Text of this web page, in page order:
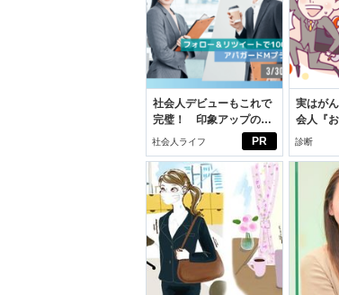
PR
社会人デビューもこれで
完璧！ 印象アップのセ
ルフプロデュース術
社会人ライフ
実はが
会人『
診断